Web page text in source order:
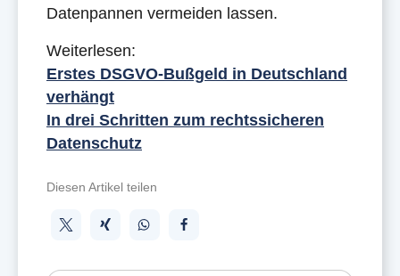
Datenpannen vermeiden lassen.
Weiterlesen:
Erstes DSGVO-Bußgeld in Deutschland
verhängt
In drei Schritten zum rechtssicheren
Datenschutz
Diesen Artikel teilen